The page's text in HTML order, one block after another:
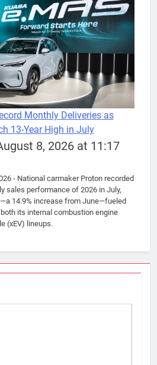
Monthly Deliveries as
13-Year High in July
8, 2026 at 11:17
- National carmaker Proton recorded
sales performance of 2026 in July,
14.9% increase from June—fueled
its internal combustion engine
(xEV) lineups.